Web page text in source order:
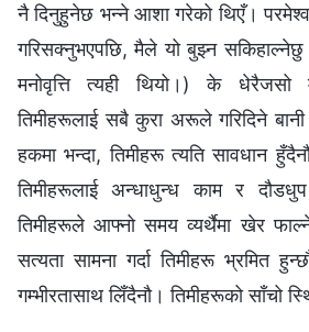
नै दिनुहुनेछ भन्‍ने आशा गरेको थिएँ।
गरिसक्‍नुभएपछि, मैले यो बुझ्‍न सकिहाल्नेछु
मनोवृत्ति त्यही थियो।) के
तिमीहरूलाई सबै कुरा अरूले गरिदिने
हकमा भन्दा, तिमीहरू त्यति सावधान
तिमीहरूलाई अन्धाधुन्ध काम र
तिमीहरूले आफ्‍नो समय व्यर्थैमा खेर
सत्यता सामना गर्दा तिमीहरू भ्रमित
गम्‍भीरतासाथ लिँदैनौ। तिमीहरूको साँचो